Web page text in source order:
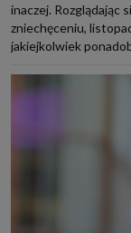
inaczej. Rozglądając
zniechęceniu,
jakiejkolwiek